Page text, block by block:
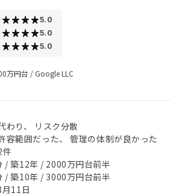
5.0
5.0
5.0
万円台 / Google LLC
わり、 リスク分散
容範囲だった、 管理の体制が良かった
件
/ 築12年 / 2000万円台前半
/ 築10年 / 3000万円台前半
11日